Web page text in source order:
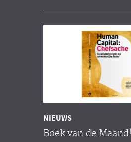
NIEUWS
Boek van de Maand!